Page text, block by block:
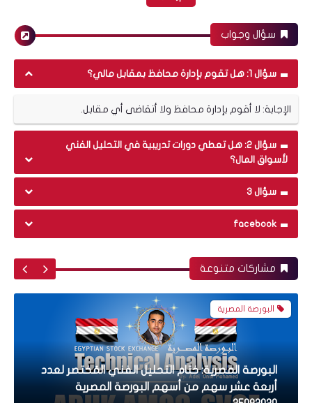
ما هو وقف الخسارة وكيف يتم تحديده؟
سؤال وجواب
سؤال 1: هل تقوم بإدارة محافظ بمقابل مالي؟
الإجابة: لا أقوم بإدارة محافظ ولا أتقاضى أي مقابل.
سؤال 2: هل تعطي دورات تدريبية في التحليل الفني
لأسواق المال؟
سؤال 3
facebook
مشاركات متنوعة
البورصة المصرية
البورصة المصرية: ختام التحليل الفني المُختصر لعدد
أربعة عشر سهم من أسهم البورصة المصرية